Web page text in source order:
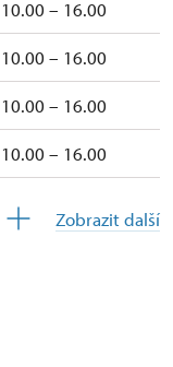
10.00 – 16.00
10.00 – 16.00
10.00 – 16.00
10.00 – 16.00
16.00
Zobrazit další